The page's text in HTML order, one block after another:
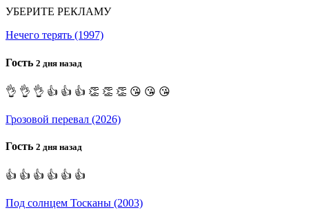
УБЕРИТЕ РЕКЛАМУ
Нечего терять (1997)
Гость 2 дня назад
👌 👌 👌 👍 👍 👍 👏 👏 👏 😘 😘 😘
Грозовой перевал (2026)
Гость 2 дня назад
👍 👍 👍 👍 👍 👍
Под солнцем Тосканы (2003)